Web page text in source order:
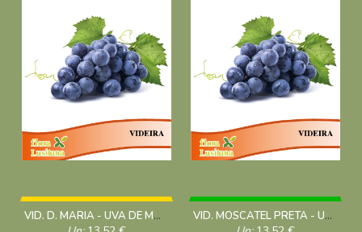
VID. D. MARIA - UVA DE MESA VID. MOSCATEL PRETA - UVA DE MESA